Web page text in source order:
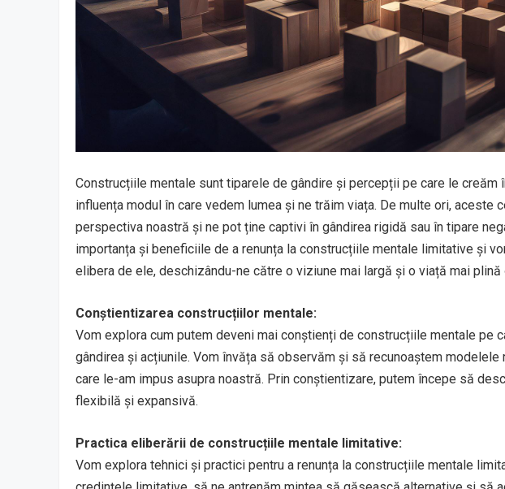
Construcțiile mentale sunt tiparele de gândire și percepții pe care le creăm
influența modul în care vedem lumea și ne trăim viața. De multe ori, aceste
perspectiva noastră și ne pot ține captivi în gândirea rigidă sau în tipare
importanța și beneficiile de a renunța la construcțiile mentale limitative și
elibera de ele, deschizându-ne către o viziune mai largă și o viață mai plină
Conștientizarea construcțiilor mentale:
Vom explora cum putem deveni mai conștienți de construcțiile mentale pe
gândirea și acțiunile. Vom învăța să observăm și să recunoaștem
care le-am impus asupra noastră. Prin conștientizare, putem începe să
flexibilă și expansivă.
Practica eliberării de construcțiile mentale limitative:
Vom explora tehnici și practici pentru a renunța la construcțiile mentale